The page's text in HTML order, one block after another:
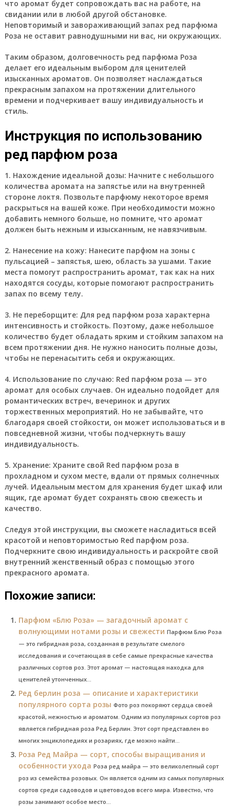
что аромат будет сопровождать вас на работе, на
свидании или в любой другой обстановке.
Неповторимый и завораживающий запах ред парфюма
Роза не оставит равнодушными ни вас, ни окружающих.
Таким образом, долговечность ред парфюма Роза
делает его идеальным выбором для ценителей
изысканных ароматов. Он позволяет наслаждаться
прекрасным запахом на протяжении длительного
времени и подчеркивает вашу индивидуальность и
стиль.
Инструкция по использованию
ред парфюм роза
1. Нахождение идеальной дозы: Начните с небольшого
количества аромата на запястье или на внутренней
стороне локтя. Позвольте парфюму некоторое время
раскрыться на вашей коже. При необходимости можно
добавить немного больше, но помните, что аромат
должен быть нежным и изысканным, не навязчивым.
2. Нанесение на кожу: Нанесите парфюм на зоны с
пульсацией – запястья, шею, область за ушами. Такие
места помогут распространить аромат, так как на них
находятся сосуды, которые помогают распространить
запах по всему телу.
3. Не переборщите: Для ред парфюм роза характерна
интенсивность и стойкость. Поэтому, даже небольшое
количество будет обладать ярким и стойким запахом на
всем протяжении дня. Не нужно наносить полные дозы,
чтобы не перенасытить себя и окружающих.
4. Использование по случаю: Red парфюм роза — это
аромат для особых случаев. Он идеально подойдет для
романтических встреч, вечеринок и других
торжественных мероприятий. Но не забывайте, что
благодаря своей стойкости, он может использоваться и в
повседневной жизни, чтобы подчеркнуть вашу
индивидуальность.
5. Хранение: Храните свой Red парфюм роза в
прохладном и сухом месте, вдали от прямых солнечных
лучей. Идеальным местом для хранения будет шкаф или
ящик, где аромат будет сохранять свою свежесть и
качество.
Следуя этой инструкции, вы сможете насладиться всей
красотой и неповторимостью Red парфюм роза.
Подчеркните свою индивидуальность и раскройте свой
внутренний женственный образ с помощью этого
прекрасного аромата.
Похожие записи:
Парфюм «Блю Роза» — загадочный аромат с
волнующими нотами розы и свежести Парфюм Блю Роза
— это гибридная роза, созданная в результате смелого
исследования и сочетающая в себе самые прекрасные качества
различных сортов роз. Этот аромат — настоящая находка для
ценителей утонченных...
Ред берлин роза — описание и характеристики
популярного сорта розы Фото роз покоряют сердца своей
красотой, нежностью и ароматом. Одним из популярных сортов роз
является гибридная роза Ред Берлин. Этот сорт представлен во
многих энциклопедиях и розариях, где можно найти...
Роза Ред Майра — сорт, способы выращивания и
особенности ухода Роза ред майра — это великолепный сорт
роз из семейства розовых. Он является одним из самых популярных
сортов среди садоводов и цветоводов всего мира. Известно, что
розы занимают особое место...